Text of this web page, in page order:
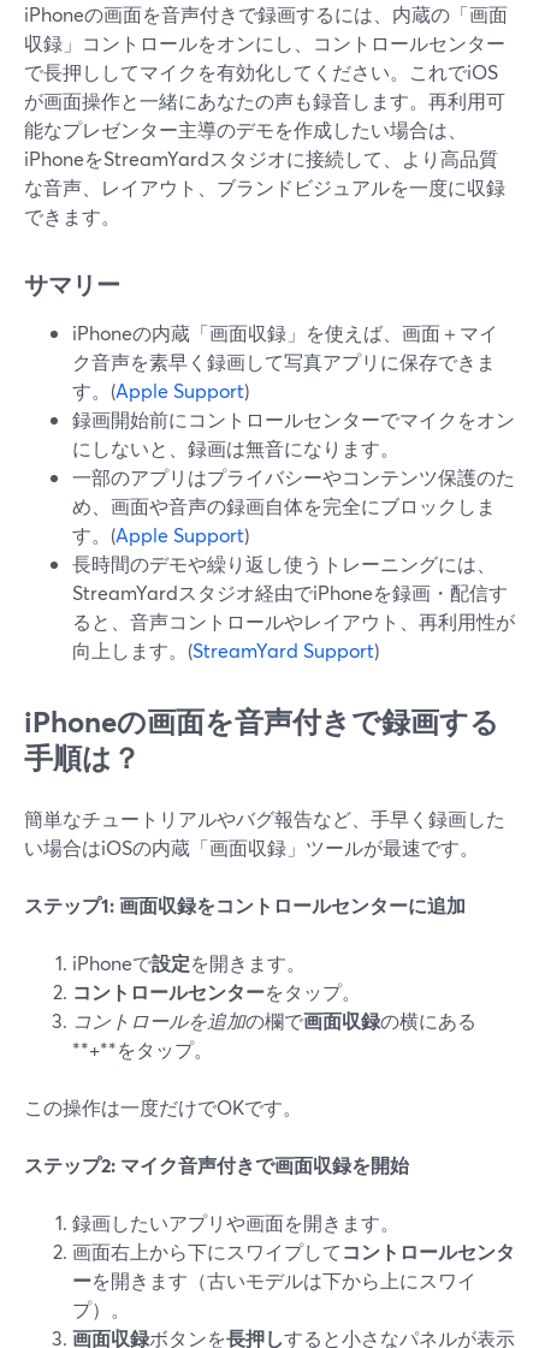
iPhoneの画面を音声付きで録画するには、内蔵の「画面
収録」コントロールをオンにし、コントロールセンター
で長押ししてマイクを有効化してください。これでiOS
が画面操作と一緒にあなたの声も録音します。再利用可
能なプレゼンター主導のデモを作成したい場合は、
iPhoneをStreamYardスタジオに接続して、より高品質
な音声、レイアウト、ブランドビジュアルを一度に収録
できます。
サマリー
iPhoneの内蔵「画面収録」を使えば、画面＋マイ
ク音声を素早く録画して写真アプリに保存できま
す。(Apple Support)
録画開始前にコントロールセンターでマイクをオン
にしないと、録画は無音になります。
一部のアプリはプライバシーやコンテンツ保護のた
め、画面や音声の録画自体を完全にブロックしま
す。(Apple Support)
長時間のデモや繰り返し使うトレーニングには、
StreamYardスタジオ経由でiPhoneを録画・配信す
ると、音声コントロールやレイアウト、再利用性が
向上します。(StreamYard Support)
iPhoneの画面を音声付きで録画する
手順は？
簡単なチュートリアルやバグ報告など、手早く録画した
い場合はiOSの内蔵「画面収録」ツールが最速です。
ステップ1: 画面収録をコントロールセンターに追加
iPhoneで設定を開きます。
コントロールセンターをタップ。
コントロールを追加の欄で画面収録の横にある
**+**をタップ。
この操作は一度だけでOKです。
ステップ2: マイク音声付きで画面収録を開始
録画したいアプリや画面を開きます。
画面右上から下にスワイプしてコントロールセンタ
ーを開きます（古いモデルは下から上にスワイ
プ）。
画面収録ボタンを長押しすると小さなパネルが表示